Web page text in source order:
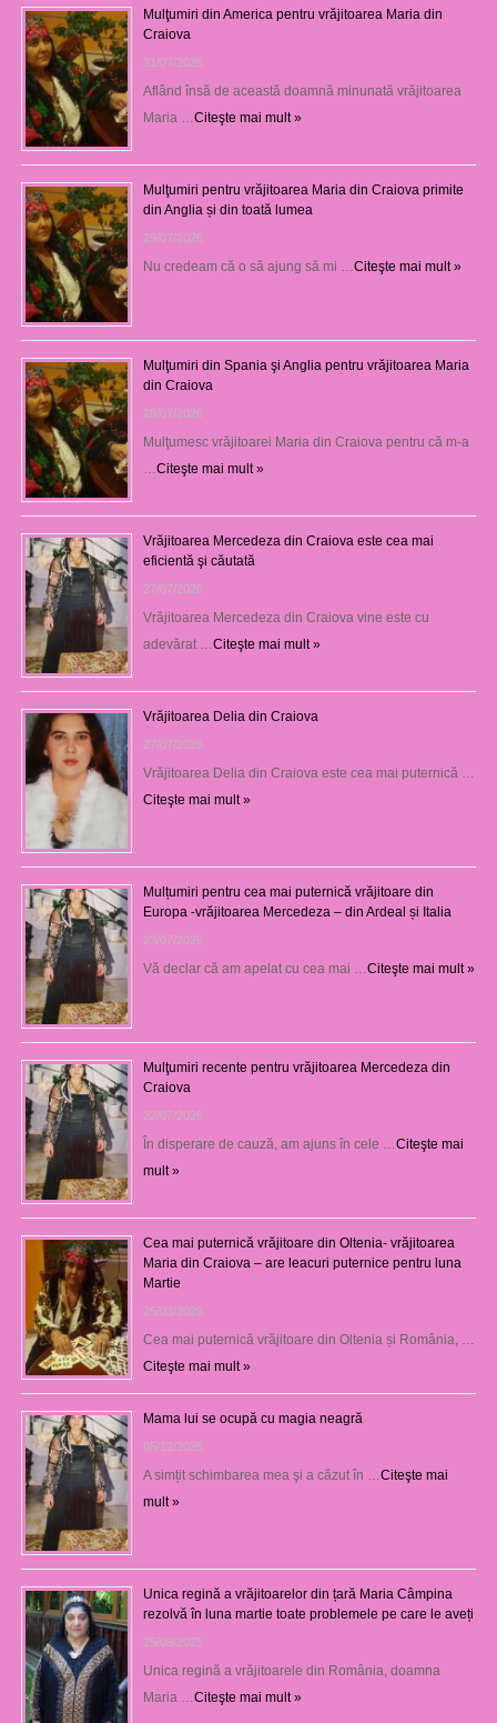
Mulţumiri din America pentru vrăjitoarea Maria din
Craiova
31/07/2026
Aflând însă de această doamnă minunată vrăjitoarea
Maria … Citeşte mai mult »
Mulţumiri pentru vrăjitoarea Maria din Craiova primite
din Anglia și din toată lumea
29/07/2026
Nu credeam că o să ajung să mi … Citeşte mai mult »
Mulţumiri din Spania şi Anglia pentru vrăjitoarea Maria
din Craiova
28/07/2026
Mulţumesc vrăjitoarei Maria din Craiova pentru că m-a
Citeşte mai mult »
Vrăjitoarea Mercedeza din Craiova este cea mai
eficientă şi căutată
27/07/2026
Vrăjitoarea Mercedeza din Craiova vine este cu
adevărat … Citeşte mai mult »
Vrăjitoarea Delia din Craiova
27/07/2026
Vrăjitoarea Delia din Craiova este cea mai puternică …
Citeşte mai mult »
Mulțumiri pentru cea mai puternică vrăjitoare din
Europa -vrăjitoarea Mercedeza – din Ardeal și Italia
23/07/2026
Vă declar că am apelat cu cea mai … Citeşte mai mult »
Mulţumiri recente pentru vrăjitoarea Mercedeza din
Craiova
22/07/2026
În disperare de cauză, am ajuns în cele … Citeşte mai
mult »
Cea mai puternică vrăjitoare din Oltenia- vrăjitoarea
Maria din Craiova – are leacuri puternice pentru luna
Martie
25/03/2026
Cea mai puternică vrăjitoare din Oltenia și România, …
Citeşte mai mult »
Mama lui se ocupă cu magia neagră
05/12/2025
A simțit schimbarea mea şi a căzut în … Citeşte mai
mult »
Unica regină a vrăjitoarelor din țară Maria Câmpina
rezolvă în luna martie toate problemele pe care le aveți
25/09/2025
Unica regină a vrăjitoarele din România, doamna
Maria … Citeşte mai mult »